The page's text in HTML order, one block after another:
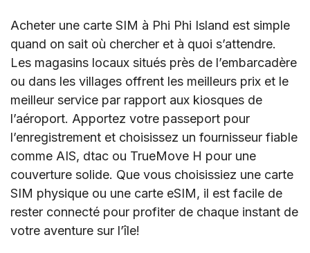
Acheter une carte SIM à Phi Phi Island est simple
quand on sait où chercher et à quoi s’attendre.
Les magasins locaux situés près de l’embarcadère
ou dans les villages offrent les meilleurs prix et le
meilleur service par rapport aux kiosques de
l’aéroport. Apportez votre passeport pour
l’enregistrement et choisissez un fournisseur fiable
comme AIS, dtac ou TrueMove H pour une
couverture solide. Que vous choisissiez une carte
SIM physique ou une carte eSIM, il est facile de
rester connecté pour profiter de chaque instant de
votre aventure sur l’île!